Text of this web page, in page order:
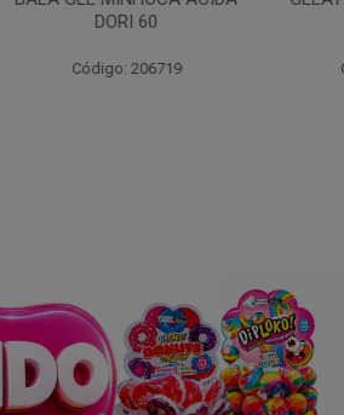
12X13G
Código: 255689